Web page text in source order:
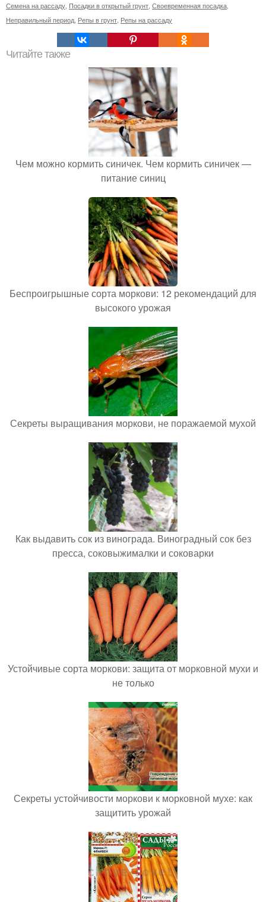
Семена на рассаду, Посадки в открытый грунт, Своевременная посадка,
Неправильный период, Репы в грунт, Репы на рассаду
Читайте также
Чем можно кормить синичек. Чем кормить синичек —
питание синиц
Беспроигрышные сорта моркови: 12 рекомендаций для
высокого урожая
Секреты выращивания моркови, не поражаемой мухой
Как выдавить сок из винограда. Виноградный сок без
пресса, соковыжималки и соковарки
Устойчивые сорта моркови: защита от морковной мухи и
не только
Секреты устойчивости моркови к морковной мухе: как
защитить урожай